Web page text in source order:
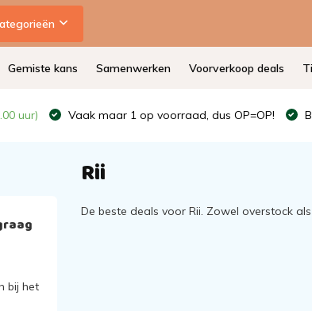
Gemiste kans Samenwerken Voorverkoop deals
uur) Vaak maar 1 op voorraad, dus OP=OP!
bij het
Rii
De beste deals voor Rii. Zowel overstock